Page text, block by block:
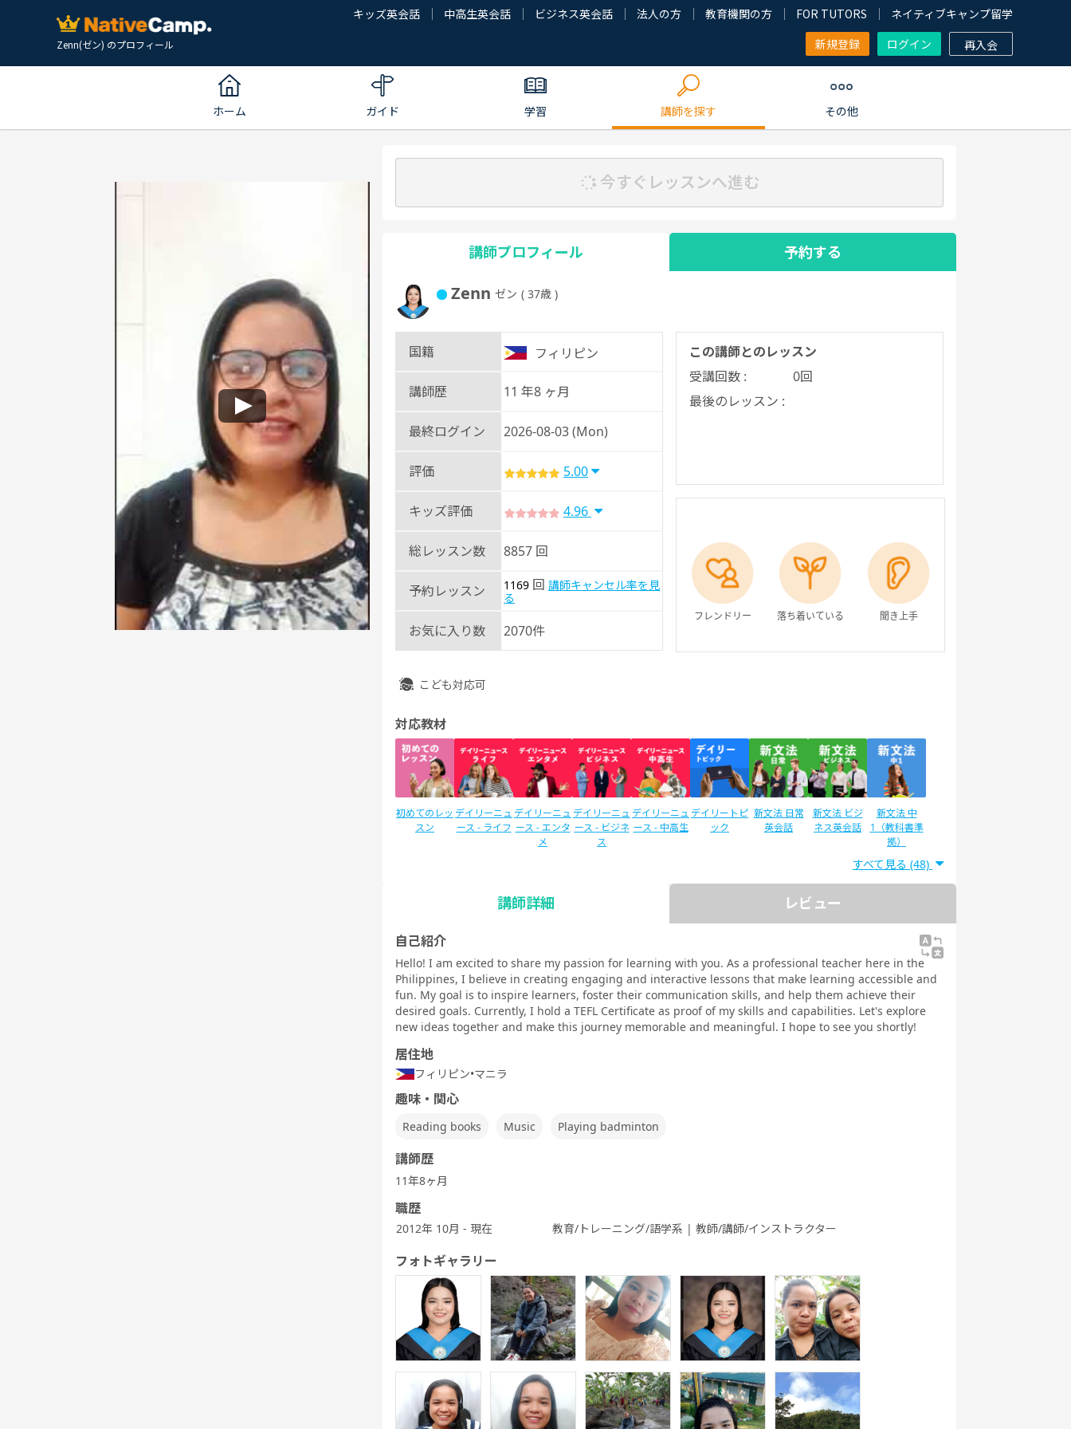
Zenn(ゼン) のプロフィール
キッズ英会話 中高生英会話 ビジネス英会話 法人の方 教育機関の方 FOR TUTORS
ネイティブキャンプ留学
新規登録
ログイン 再入会
ホーム ガイド 学習 講師を探す その他
今すぐレッスンへ進む
講師プロフィール 予約する
Zenn ゼン ( 37歳 )
国籍 フィリピン
講師歴 11 年8 ヶ月
最終ログイン 2026-08-03 (Mon)
評価 5.00
キッズ評価 4.96
総レッスン数 8857 回
予約レッスン 1169 回 講師キャンセル率を見
る
お気に入り数 2070件
この講師とのレッスン
受講回数 :
0回
最後のレッスン :
フレンドリー 落ち着いている 聞き上手
こども対応可
対応教材
初めてのレッ
スン
デイリーニュ
ース - ライフ
デイリーニュ
ース - エンタ
メ
デイリーニュ
ース - ビジネ
ス
デイリーニュ
ース - 中高生
デイリートピ
ック
新文法 日常
英会話
新文法 ビジ
ネス英会話
新文法 中
1（教科書準
拠）
2（教科書準
拠）
Callan for
スタディサプ
コース Daily
教材
スタディサプ
コース Daily
教材
英検®二次試 IELTSスピー
キング対策
スピーキング
テスト対策
日常英会話
テスト対策
スピーキング
5分間ディス
カッション
ビジネス英会キッズ - 基本
のえいご
キッズ - 絵本
のえいご
キッズ - ゲー
ムでえいご
Let's Go (レ
ッツゴー)
都道府県教材フリートーク
職種別英会話
実践
ワーホリ英会
話 基礎
ワーホリ英会
話 実践
すべて見る (48)
講師詳細 レビュー
自己紹介
Hello! I am excited to share my passion for learning with you. As a professional teacher here in the
Philippines, I believe in creating engaging and interactive lessons that make learning accessible and
fun. My goal is to inspire learners, foster their communication skills, and help them achieve their
desired goals. Currently, I hold a TEFL Certificate as proof of my skills and capabilities. Let's explore
new ideas together and make this journey memorable and meaningful. I hope to see you shortly!
居住地
フィリピン•マニラ
趣味・関心
Reading books Music Playing badminton
講師歴
11年8ヶ月
職歴
2012年 10月 - 現在 教育/トレーニング/語学系 | 教師/講師/インストラクター
フォトギャラリー